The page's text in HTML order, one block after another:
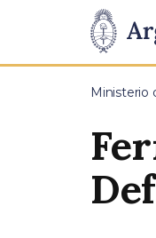
Presidencia
de
Pasar al contenido
Ministerio